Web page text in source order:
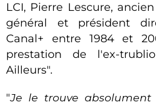
LCI, Pierre Lescure,
général et président
Canal+ entre 1984 et
prestation de l'ex-
Ailleurs".
"Je le trouve